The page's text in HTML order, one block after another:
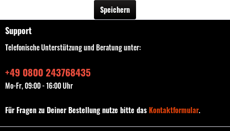
Speichern
Support
Telefonische Unterstützung und Beratung unter:
+49 0800 243768435
Mo-Fr, 09:00 - 16:00 Uhr
Für Fragen zu Deiner Bestellung nutze bitte dasKontaktformular.